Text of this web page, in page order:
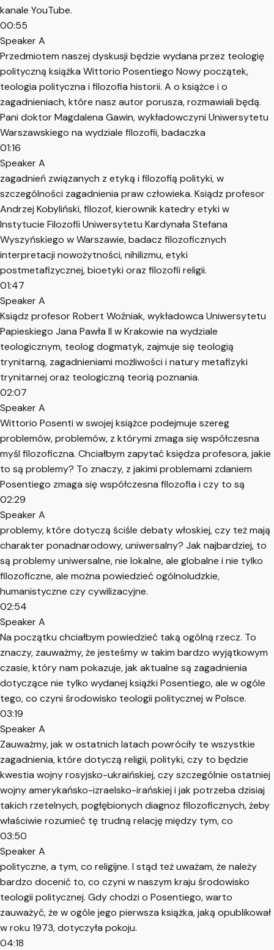
kanale YouTube.
00:55
Speaker A
Przedmiotem naszej dyskusji będzie wydana przez teologię
polityczną książka Wittorio Posentiego Nowy początek,
teologia polityczna i filozofia historii. A o książce i o
zagadnieniach, które nasz autor porusza, rozmawiali będą.
Pani doktor Magdalena Gawin, wykładowczyni Uniwersytetu
Warszawskiego na wydziale filozofii, badaczka
01:16
Speaker A
zagadnień związanych z etyką i filozofią polityki, w
szczególności zagadnienia praw człowieka. Ksiądz profesor
Andrzej Kobyliński, filozof, kierownik katedry etyki w
Instytucie Filozofii Uniwersytetu Kardynała Stefana
Wyszyńskiego w Warszawie, badacz filozoficznych
interpretacji nowożytności, nihilizmu, etyki
postmetafizycznej, bioetyki oraz filozofii religii.
01:47
Speaker A
Ksiądz profesor Robert Woźniak, wykładowca Uniwersytetu
Papieskiego Jana Pawła II w Krakowie na wydziale
teologicznym, teolog dogmatyk, zajmuje się teologią
trynitarną, zagadnieniami możliwości i natury metafizyki
trynitarnej oraz teologiczną teorią poznania.
02:07
Speaker A
Wittorio Posenti w swojej książce podejmuje szereg
problemów, problemów, z którymi zmaga się współczesna
myśl filozoficzna. Chciałbym zapytać księdza profesora, jakie
to są problemy? To znaczy, z jakimi problemami zdaniem
Posentiego zmaga się współczesna filozofia i czy to są
02:29
Speaker A
problemy, które dotyczą ściśle debaty włoskiej, czy też mają
charakter ponadnarodowy, uniwersalny? Jak najbardziej, to
są problemy uniwersalne, nie lokalne, ale globalne i nie tylko
filozoficzne, ale można powiedzieć ogólnoludzkie,
humanistyczne czy cywilizacyjne.
02:54
Speaker A
Na początku chciałbym powiedzieć taką ogólną rzecz. To
znaczy, zauważmy, że jesteśmy w takim bardzo wyjątkowym
czasie, który nam pokazuje, jak aktualne są zagadnienia
dotyczące nie tylko wydanej książki Posentiego, ale w ogóle
tego, co czyni środowisko teologii politycznej w Polsce.
03:19
Speaker A
Zauważmy, jak w ostatnich latach powróciły te wszystkie
zagadnienia, które dotyczą religii, polityki, czy to będzie
kwestia wojny rosyjsko-ukraińskiej, czy szczególnie ostatniej
wojny amerykańsko-izraelsko-irańskiej i jak potrzeba dzisiaj
takich rzetelnych, pogłębionych diagnoz filozoficznych, żeby
właściwie rozumieć tę trudną relację między tym, co
03:50
Speaker A
polityczne, a tym, co religijne. I stąd też uważam, że należy
bardzo docenić to, co czyni w naszym kraju środowisko
teologii politycznej. Gdy chodzi o Posentiego, warto
zauważyć, że w ogóle jego pierwsza książka, jaką opublikował
w roku 1973, dotyczyła pokoju.
04:18